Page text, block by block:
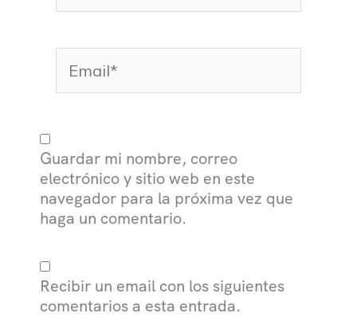
Guardar mi nombre, correo
electrónico y sitio web en este
navegador para la próxima vez que
haga un comentario.
Recibir un email con los siguientes
comentarios a esta entrada.